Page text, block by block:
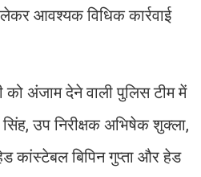
आवश्यक विधिक कार्रवाई
को अंजाम देने वाली पुलिस टीम में
सिंह, उप निरीक्षक अभिषेक शुक्ला,
कांस्टेबल बिपिन गुप्ता और हेड